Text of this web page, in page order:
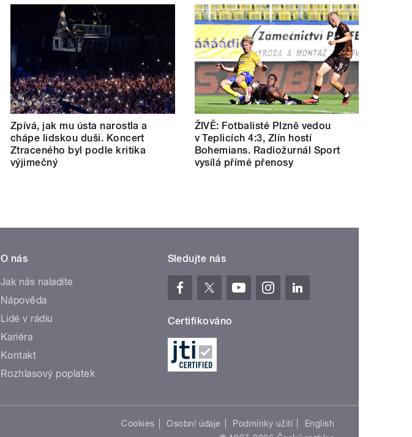
Zpívá, jak mu ústa narostla a
chápe lidskou duši. Koncert
Ztraceného byl podle kritika
výjimečný
ŽIVĚ: Fotbalisté Plzně vedou
v Teplicích 4:3, Zlín hostí
Bohemians. Radiožurnál Sport
vysílá přímé přenosy
O nás
Jak nás naladíte
Nápověda
Lidé v rádiu
Kariéra
Kontakt
Rozhlasový poplatek
Sledujte nás
Certifikováno
Cookies Osobní údaje Podmínky užití
English